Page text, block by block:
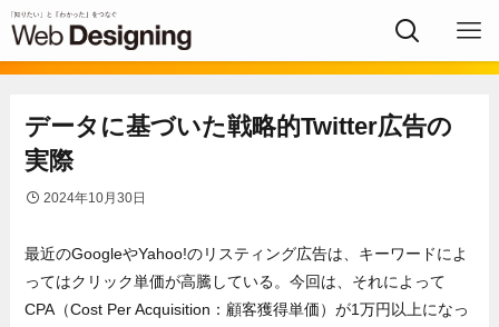
データに基づいた戦略的Twitter広告の
実際
2024年10月30日
最近のGoogleやYahoo!のリスティング広告は、キーワードによ
ってはクリック単価が高騰している。今回は、それによって
CPA（Cost Per Acquisition：顧客獲得単価）が1万円以上になっ